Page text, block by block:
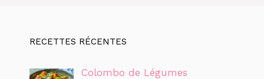
RECETTES RÉCENTES
Colombo de Légumes